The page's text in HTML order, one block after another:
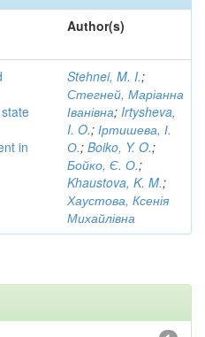
Author(s)
in
Stehnei, M. I.;
Стегней, Маріанна
Іванівна; Irtysheva,
I. O.; Іртишева, І.
О.; Boiko, Y. O.;
Бойко, Є. О.;
Khaustova, K. M.;
Хаустова, Ксенія
Михайлівна